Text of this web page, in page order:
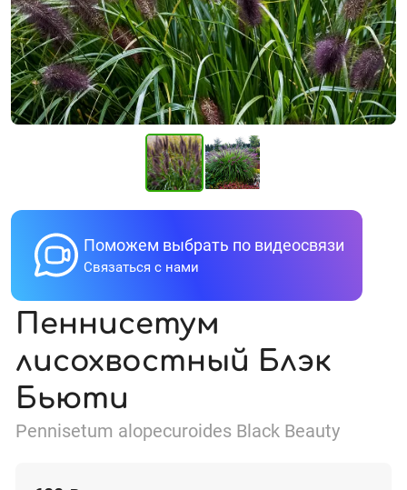
Поможем выбрать по видеосвязи
Связаться с нами
Пеннисетум
лисохвостный Блэк
Бьюти
Pennisetum alopecuroides Black Beauty